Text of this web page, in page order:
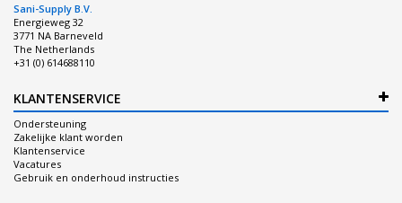
Sani-Supply B.V.
Energieweg 32
3771 NA Barneveld
The Netherlands
+31 (0) 614688110
KLANTENSERVICE
Ondersteuning
Zakelijke klant worden
Klantenservice
Vacatures
Gebruik en onderhoud instructies